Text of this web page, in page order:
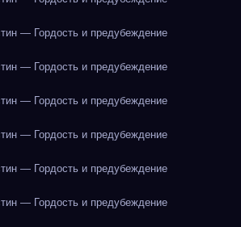
— Гордость и предубеждение
— Гордость и предубеждение
— Гордость и предубеждение
— Гордость и предубеждение
— Гордость и предубеждение
— Гордость и предубеждение